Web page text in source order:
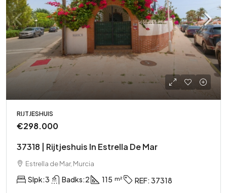
RIJTJESHUIS
€298.000
37318 | Rijtjeshuis In Estrella De Mar
Estrella de Mar, Murcia
Slpk:3 Badks:2 115 REF: 37318